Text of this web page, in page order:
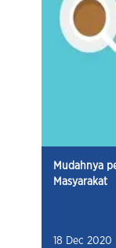
Mudahnya
Masyarakat
18 Dec 2020